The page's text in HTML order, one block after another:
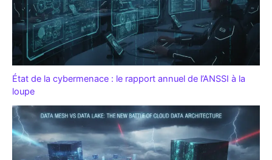
État de la cybermenace : le rapport annuel de l’ANSSI à la
loupe